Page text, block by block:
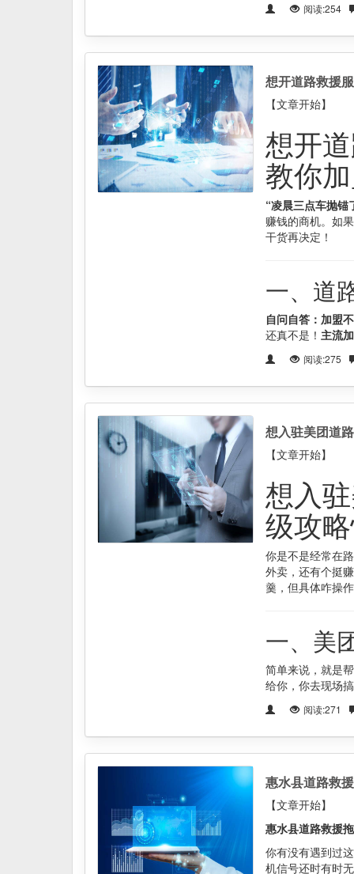
阅读:254
想开道路救援
【文章开始】
想开
教你
“凌晨三点车抛锚
赚钱的商机。如
干货再决定！
一、道
自问自答：加盟
还真不是！ 主流
阅读:275
想入驻美团道
【文章开始】
想入
级攻
你是不是经常在
外卖，还有个挺
羹，但具体咋操
一、美
简单来说，就是
给你，你去现场
阅读:271
惠水县道路救
【文章开始】
惠水县道路救援
你有没有遇到过
机信号还时有时